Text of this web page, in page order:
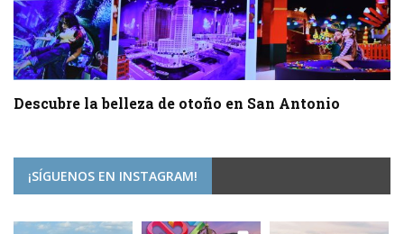
Descubre la belleza de otoño en San Antonio
¡SÍGUENOS EN INSTAGRAM!